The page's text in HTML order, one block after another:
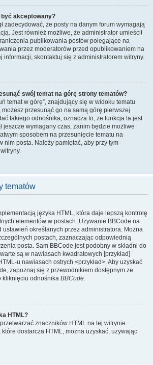
akceptowany?
zadecydować, że posty na danym forum wymagają
Jest również możliwe, że administrator umieścił
publikowania postów polegające na
przez moderatorów przed opublikowaniem na
informacji, skontaktuj się z administratorem witryny.
swój temat na górę strony tematów?
temat w górę”, znajdujący się w widoku tematu
przesunąć go na samą górę pierwszej
takiego odnośnika, oznacza to, że funkcja ta jest
jeszcze wymagany czas, zanim będzie możliwe
sposobem na przesunięcie tematu na
nim posta. Należy pamiętać, aby przy tym
tematów
języka HTML, która daje lepszą kontrolę
elementów w postach. Używanie BBCode na
ustawień określanych przez administratora. Można
postach, zaznaczając odpowiednią
posta. Sam BBCode jest podobny w składni do
są w nawiasach kwadratowych [przykład]
u nawiasach ostrych <przykład>. Aby uzyskać
zapoznaj się z przewodnikiem dostępnym ze
kliknięciu odnośnika BBCode.
HTML?
znaczników HTML na tej witrynie.
dostarcza HTML, można uzyskać, używając